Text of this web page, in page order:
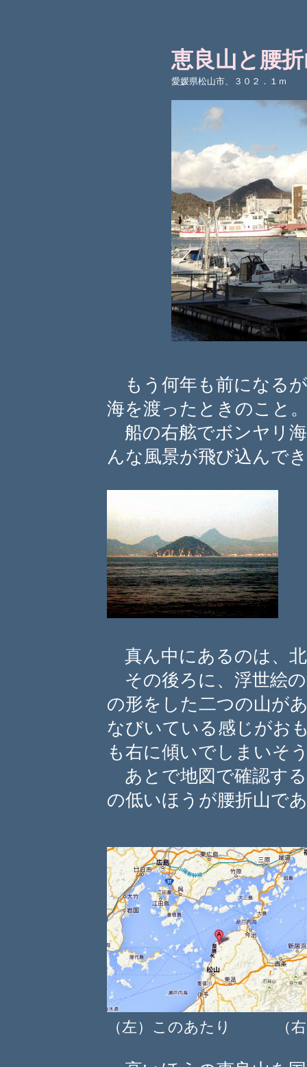
恵良山と腰
愛媛県松山市、３０２．１ｍ
もう何年も前になる
海を渡ったときのこと
船の右舷でボンヤリ
んな風景が飛び込んで
真ん中にあるのは、
その後ろに、浮世絵
の形をした二つの山が
なびいている感じがお
も右に傾いでしまいそ
あとで地図で確認す
の低いほうが腰折山で
（左）このあたり （右